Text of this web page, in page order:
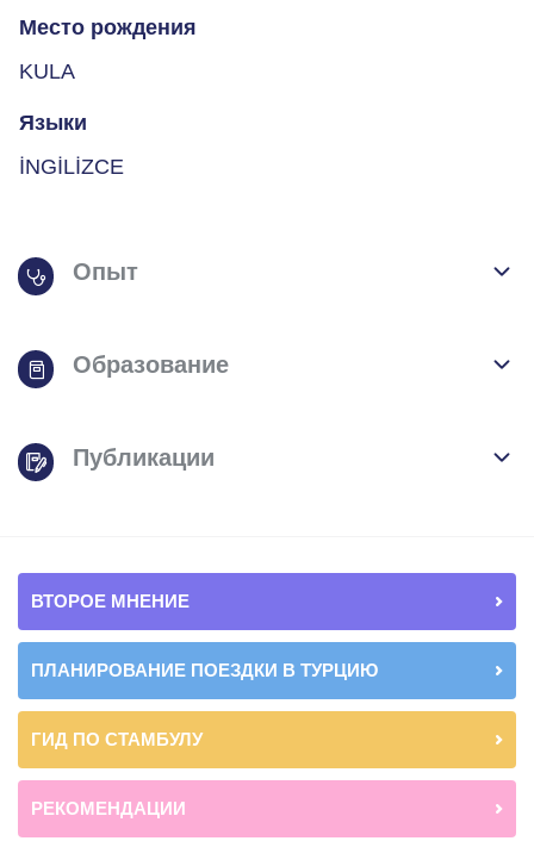
Место рождения
KULA
Языки
İNGİLİZCE
Опыт
Образование
Публикации
ВТОРОЕ МНЕНИЕ
ПЛАНИРОВАНИЕ ПОЕЗДКИ В ТУРЦИЮ
ГИД ПО СТАМБУЛУ
РЕКОМЕНДАЦИИ